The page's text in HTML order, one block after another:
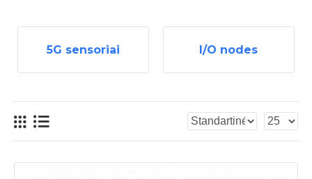
5G sensoriai I/O nodes